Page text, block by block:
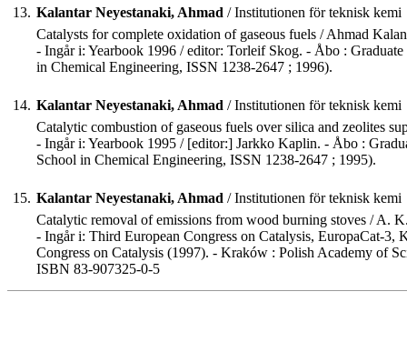
13. Kalantar Neyestanaki, Ahmad / Institutionen för teknisk kemi
Catalysts for complete oxidation of gaseous fuels / Ahmad
- Ingår i: Yearbook 1996 / editor: Torleif Skog. - Åbo :
in Chemical Engineering, ISSN 1238-2647 ; 1996).
14. Kalantar Neyestanaki, Ahmad / Institutionen för teknisk kemi
Catalytic combustion of gaseous fuels over silica and zeolites
- Ingår i: Yearbook 1995 / [editor:] Jarkko Kaplin. - Åbo :
School in Chemical Engineering, ISSN 1238-2647 ; 1995).
15. Kalantar Neyestanaki, Ahmad / Institutionen för teknisk kemi
Catalytic removal of emissions from wood burning stoves / A.
- Ingår i: Third European Congress on Catalysis, EuropaCat-3,
Congress on Catalysis (1997). - Kraków : Polish Academy of
ISBN 83-907325-0-5